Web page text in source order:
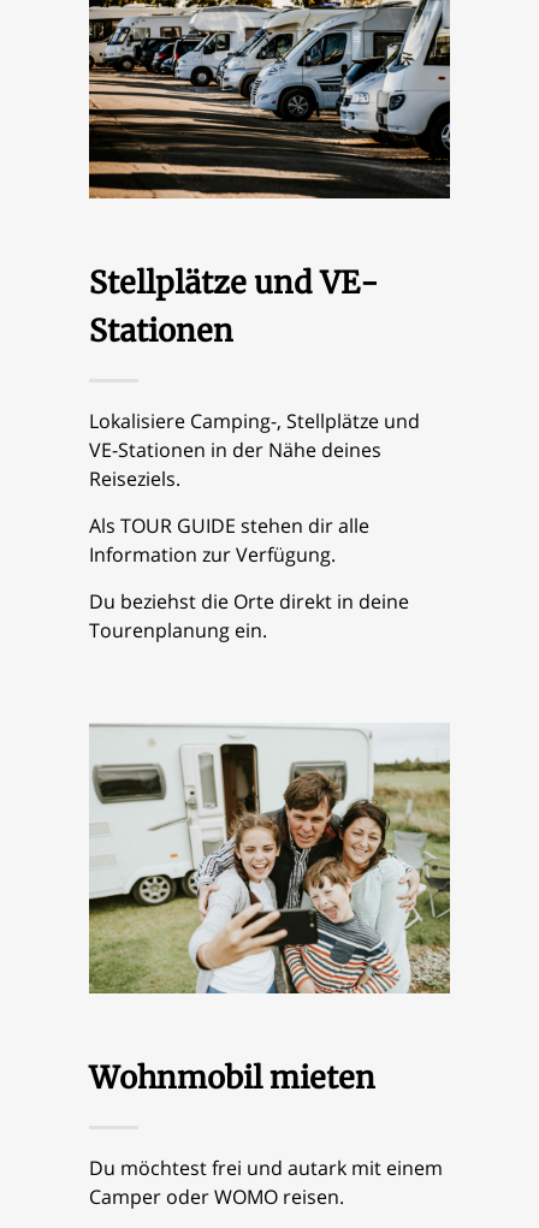
Stellplätze und VE-
Stationen
Lokalisiere Camping-, Stellplätze und
VE-Stationen in der Nähe deines
Reiseziels.
Als TOUR GUIDE stehen dir alle
Information zur Verfügung.
Du beziehst die Orte direkt in deine
Tourenplanung ein.
Wohnmobil mieten
Du möchtest frei und autark mit einem
Camper oder WOMO reisen.